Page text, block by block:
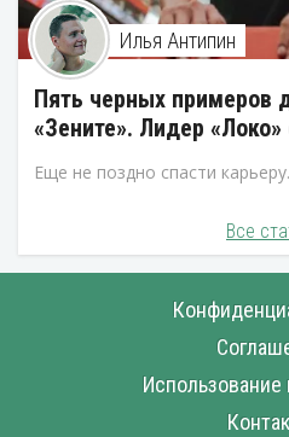
Илья Антипин
Пять черных примеров
«Зените». Лидер
Еще не поздно спасти карьеру.
Все